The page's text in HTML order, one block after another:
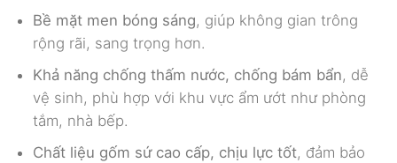
Bề mặt men bóng sáng, giúp không gian trông
rộng rãi, sang trọng hơn.
Khả năng chống thấm nước, chống bám bẩn, dễ
vệ sinh, phù hợp với khu vực ẩm ướt như phòng
tắm, nhà bếp.
Chất liệu gốm sứ cao cấp, chịu lực tốt, đảm bảo